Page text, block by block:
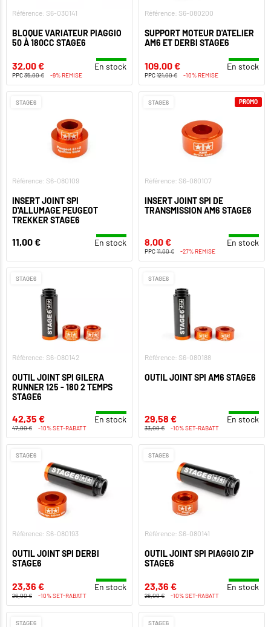
Référence: S6-030141
BLOQUE VARIATEUR PIAGGIO
50 À 180CC STAGE6
32,00 € En stock
PPC35,00 € -9% REMISE
Référence: S6-080200
SUPPORT MOTEUR D'ATELIER
AM6 ET DERBI STAGE6
109,00 € En stock
PPC121,00 € -10% REMISE
STAGE6
Référence: S6-080109
INSERT JOINT SPI
D'ALLUMAGE PEUGEOT
TREKKER STAGE6
11,00 € En stock
STAGE6
Référence: S6-080107
INSERT JOINT SPI DE
TRANSMISSION AM6 STAGE6
8,00 € En stock
PPC11,00 € -27% REMISE
PROMO
STAGE6
Référence: S6-080142
OUTIL JOINT SPI GILERA
RUNNER 125 - 180 2 TEMPS
STAGE6
42,35 € En stock
47,00 € -10% SET-RABATT
STAGE6
Référence: S6-080188
OUTIL JOINT SPI AM6 STAGE6
29,58 € En stock
33,00 € -10% SET-RABATT
STAGE6
Référence: S6-080193
OUTIL JOINT SPI DERBI
STAGE6
23,36 € En stock
26,00 € -10% SET-RABATT
STAGE6
Référence: S6-080141
OUTIL JOINT SPI PIAGGIO ZIP
STAGE6
23,36 € En stock
26,00 € -10% SET-RABATT
STAGE6 STAGE6